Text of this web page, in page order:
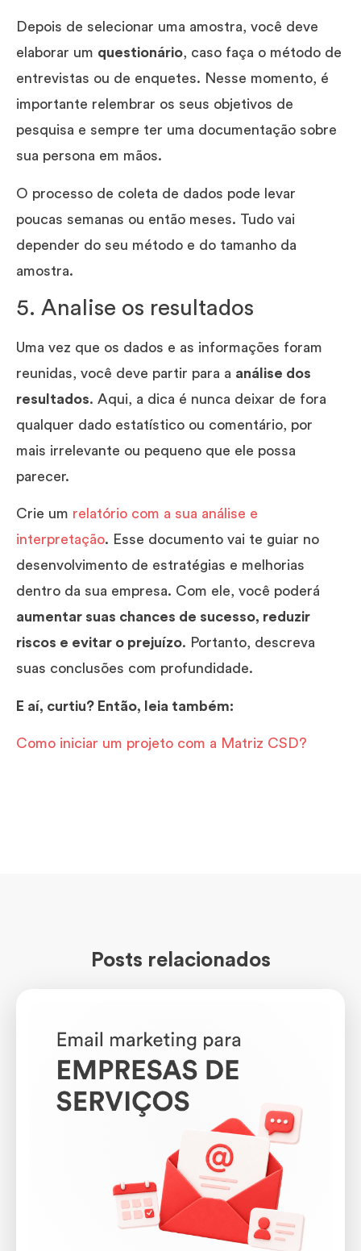
Depois de selecionar uma amostra, você deve
elaborar um questionário, caso faça o método de
entrevistas ou de enquetes. Nesse momento, é
importante relembrar os seus objetivos de
pesquisa e sempre ter uma documentação sobre
sua persona em mãos.
O processo de coleta de dados pode levar
poucas semanas ou então meses. Tudo vai
depender do seu método e do tamanho da
amostra.
5. Analise os resultados
Uma vez que os dados e as informações foram
reunidas, você deve partir para a análise dos
resultados. Aqui, a dica é nunca deixar de fora
qualquer dado estatístico ou comentário, por
mais irrelevante ou pequeno que ele possa
parecer.
Crie um relatório com a sua análise e
interpretação. Esse documento vai te guiar no
desenvolvimento de estratégias e melhorias
dentro da sua empresa. Com ele, você poderá
aumentar suas chances de sucesso, reduzir
riscos e evitar o prejuízo. Portanto, descreva
suas conclusões com profundidade.
E aí, curtiu? Então, leia também:
Como iniciar um projeto com a Matriz CSD?
Posts relacionados